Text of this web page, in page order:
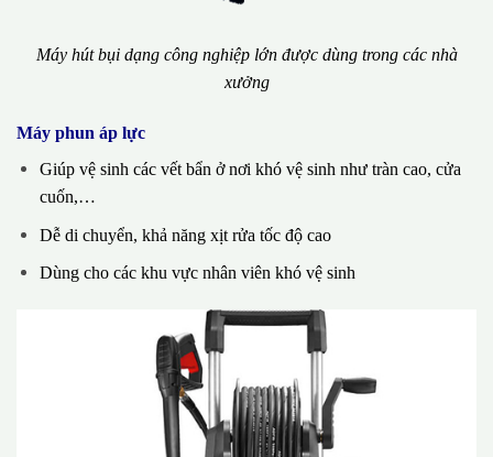
Máy hút bụi dạng công nghiệp lớn được dùng trong các nhà
xưởng
Máy phun áp lực
Giúp vệ sinh các vết bẩn ở nơi khó vệ sinh như tràn cao, cửa
cuốn,…
Dễ di chuyển, khả năng xịt rửa tốc độ cao
Dùng cho các khu vực nhân viên khó vệ sinh